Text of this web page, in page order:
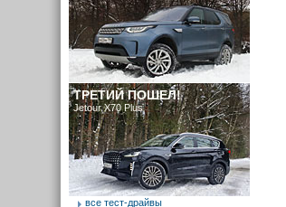
ТРЕТИЙ ПОШЕЛ!
Jetour X70 Plus
все тест-драйвы